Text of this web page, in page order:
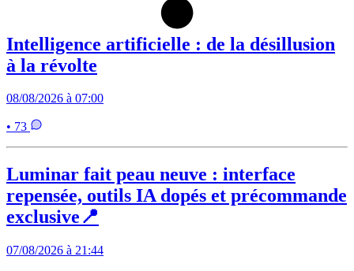
Intelligence artificielle : de la désillusion
à la révolte
08/08/2026 à 07:00
• 73
Luminar fait peau neuve : interface
repensée, outils IA dopés et précommande
exclusive📍
07/08/2026 à 21:44